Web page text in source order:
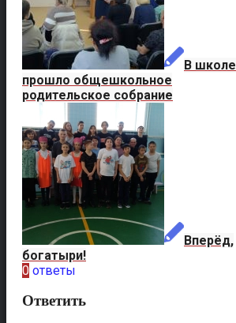
В школе
прошло общешкольное
родительское собрание
Вперёд,
богатыри!
0 ответы
Ответить